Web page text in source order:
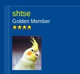
shtse
Golden Member